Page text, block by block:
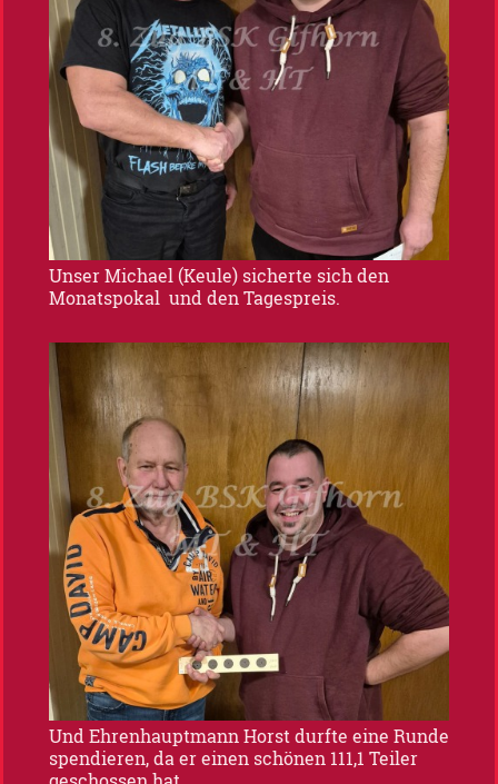
Unser Michael (Keule) sicherte sich den
Monatspokal und den Tagespreis.
Und Ehrenhauptmann Horst durfte eine Runde
spendieren, da er einen schönen 111,1 Teiler